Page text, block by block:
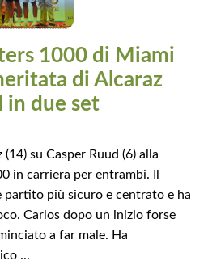
1000 di Miami
di Alcaraz
in due set
su Casper Ruud (6) alla
in carriera per entrambi. Il
partito più sicuro e centrato e ha
Carlos dopo un inizio forse
a far male. Ha
...